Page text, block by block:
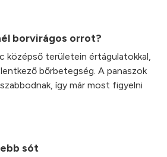
borvirágos orrot?
középső területein értágulatokkal,
bőrbetegség. A panaszok
így már most figyelni
sót